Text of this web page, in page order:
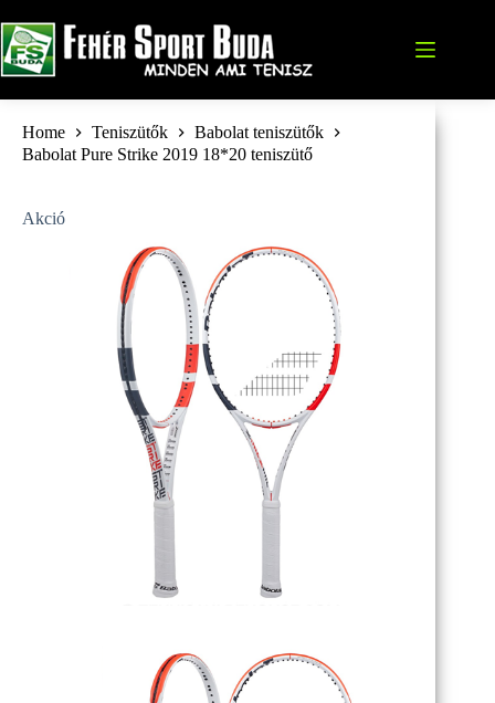
to
content
Home Teniszütők
Babolat teniszütők
Babolat Pure Strike 2019 18*20 teniszütő
Akció